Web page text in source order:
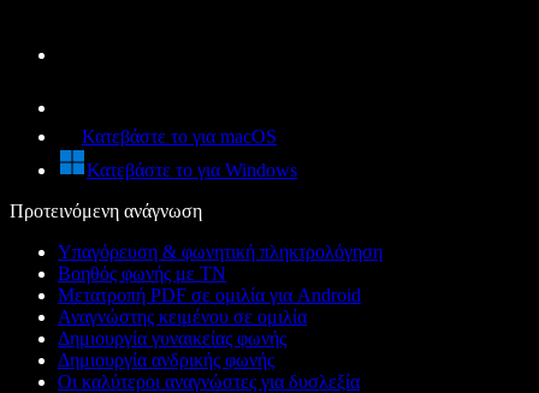
Κατεβάστε το για macOS
Κατεβάστε το για Windows
Προτεινόμενη ανάγνωση
Υπαγόρευση & φωνητική πληκτρολόγηση
Βοηθός φωνής με ΤΝ
Μετατροπή PDF σε ομιλία για Android
Αναγνώστης κειμένου σε ομιλία
Δημιουργία γυναικείας φωνής
Δημιουργία ανδρικής φωνής
Οι καλύτεροι αναγνώστες για δυσλεξία